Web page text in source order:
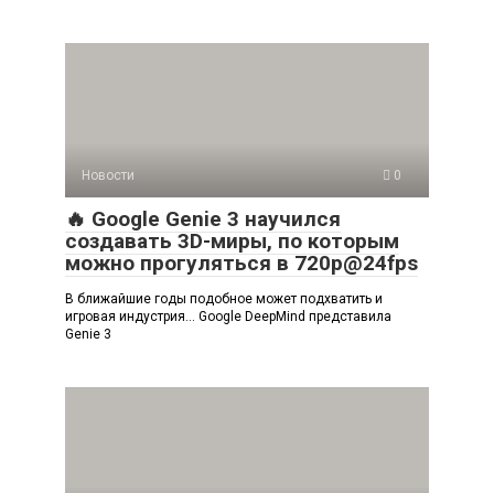
Новости 0
🔥 Google Genie 3 научился
создавать 3D-миры, по которым
можно прогуляться в 720p@24fps
В ближайшие годы подобное может подхватить и
игровая индустрия… Google DeepMind представила
Genie 3